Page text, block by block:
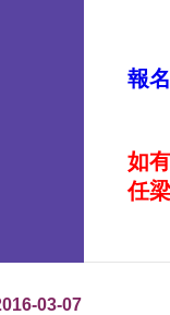
報
如
任
03-07